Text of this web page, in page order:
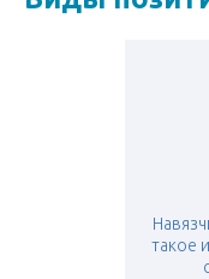
такое